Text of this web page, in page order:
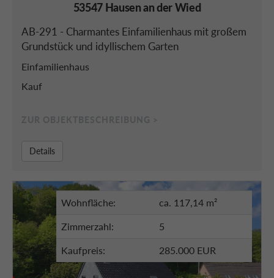
53547 Hausen an der Wied
AB-291 - Charmantes Einfamilienhaus mit großem
Grundstück und idyllischem Garten
Einfamilienhaus
Kauf
Details
Wohnfläche: ca. 117,14 m²
Zimmerzahl: 5
Kaufpreis: 285.000 EUR